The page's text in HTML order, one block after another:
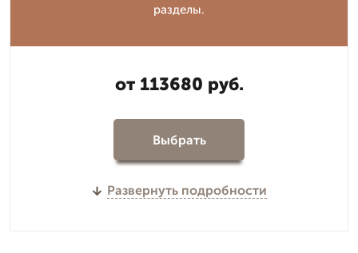
разделы.
от 113680 руб.
Выбрать
Развернуть подробности